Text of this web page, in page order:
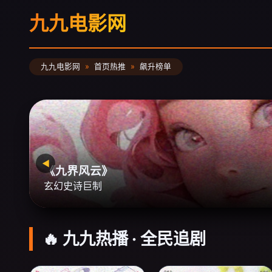
九九电影网
九九电影网 首页热推 飙升榜单
《迷雾追凶》
年度悬疑大作
◀
🔥 九九热播 · 全民追剧